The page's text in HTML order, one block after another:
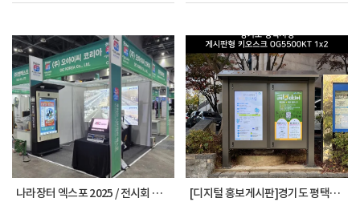
나라장터 엑스포 2025 / 전시회 참가 [디지털 홍보게시판]경기도 평택시청 OG5500KT 1x2 게시판형